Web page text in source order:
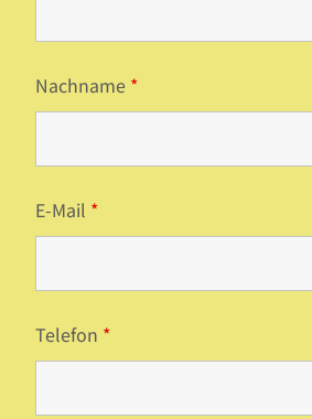
Nachname *
E-Mail *
Telefon *